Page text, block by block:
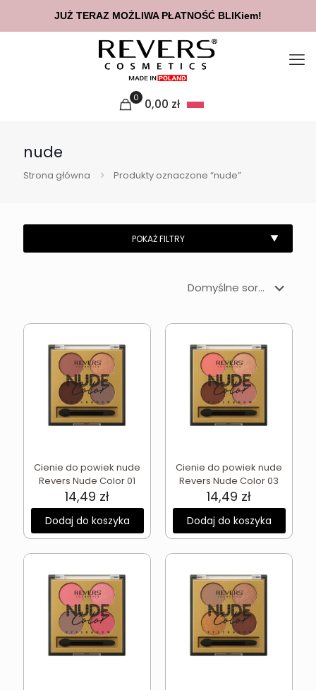
0 0,00 zł
nude
Strona główna Produkty oznaczone “nude”
Cienie do powiek nude
Revers Nude Color 01
14,49 zł
Dodaj do koszyka
Cienie do powiek nude
Revers Nude Color 03
14,49 zł
Dodaj do koszyka
JUŻ TERAZ MOŻLIWA PŁATNOŚĆ BLIKiem!